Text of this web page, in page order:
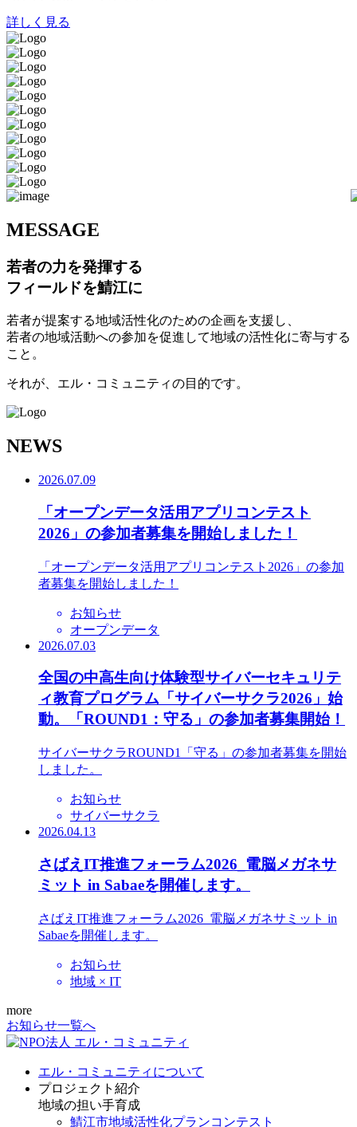
詳しく見る
MESSAGE
若者の力を発揮する
フィールドを鯖江に
若者が提案する地域活性化のための企画を支援し、
若者の地域活動への参加を促進して地域の活性化に寄与する
こと。
それが、エル・コミュニティの目的です。
NEWS
2026.07.09
「オープンデータ活用アプリコンテスト
2026」の参加者募集を開始しました！
「オープンデータ活用アプリコンテスト2026」の参加
者募集を開始しました！
お知らせ
オープンデータ
2026.07.03
全国の中高生向け体験型サイバーセキュリテ
ィ教育プログラム「サイバーサクラ2026」始
動。「ROUND1：守る」の参加者募集開始！
サイバーサクラROUND1「守る」の参加者募集を開始
しました。
お知らせ
サイバーサクラ
2026.04.13
さばえIT推進フォーラム2026_電脳メガネサ
ミット in Sabaeを開催します。
さばえIT推進フォーラム2026_電脳メガネサミット in
Sabaeを開催します。
お知らせ
地域 × IT
more
お知らせ一覧へ
エル・コミュニティについて
プロジェクト紹介
地域の担い手育成
鯖江市地域活性化プランコンテスト